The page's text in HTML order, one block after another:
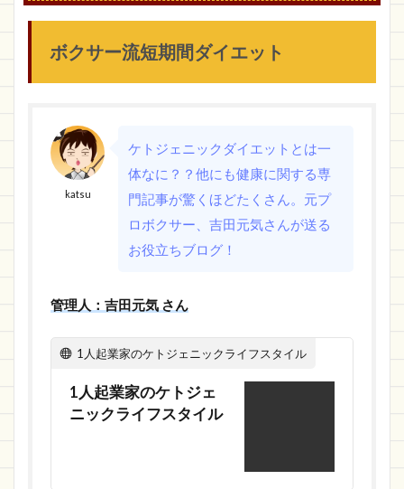
ボクサー流短期間ダイエット
katsu
ケトジェニックダイエットとは一
体なに？？他にも健康に関する専
門記事が驚くほどたくさん。元プ
ロボクサー、吉田元気さんが送る
お役立ちブログ！
管理人：吉田元気 さん
1人起業家のケトジェニックライフスタイル
1人起業家のケトジェ
ニックライフスタイル